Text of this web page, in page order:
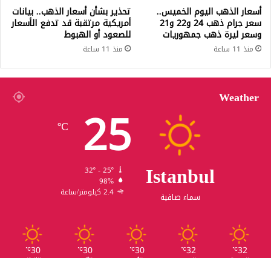
أسعار الذهب اليوم الخميس..
سعر جرام ذهب 24 و22 و21
وسعر ليرة ذهب جمهوريات
منذ 11 ساعة
تحذير بشأن أسعار الذهب.. بيانات
أمريكية مرتقبة قد تدفع الأسعار
للصعود أو الهبوط
منذ 11 ساعة
Weather
Istanbul
سماء صافية
25
℃
32º - 25º
98%
2.4 كيلومتر/ساعة
32
℃
32
℃
30
℃
30
℃
30
℃